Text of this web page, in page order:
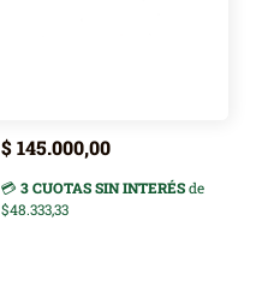
$145.000,00
💳 3 CUOTAS SIN INTERÉSde
$48.333,33